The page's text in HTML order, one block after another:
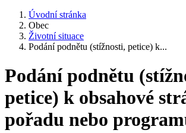
Úvodní stránka
Obec
Životní situace
Podání podnětu (stížnosti, petice) k...
Podání podnětu
petice) k obsahové
pořadu nebo